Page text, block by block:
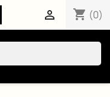
shopping_cart (0)
